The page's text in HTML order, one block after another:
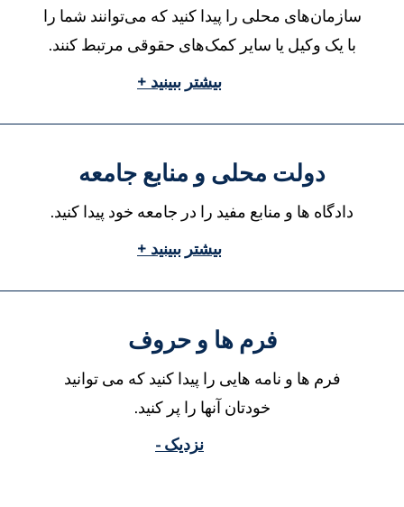
سازمان‌های محلی را پیدا کنید که می‌توانند شما را
با یک وکیل یا سایر کمک‌های حقوقی مرتبط کنند.
بیشتر ببینید +
دولت محلی و منابع جامعه
دادگاه ها و منابع مفید را در جامعه خود پیدا کنید.
بیشتر ببینید +
فرم ها و حروف
فرم ها و نامه هایی را پیدا کنید که می توانید
خودتان آنها را پر کنید.
نزدیک -